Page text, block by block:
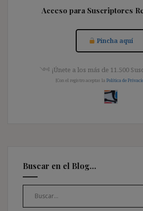
Acceso para Suscriptores
Pincha aquí
༺ ¡Únete a los más de 11.500
[Con el registro aceptas la Política de
Buscar en el Blog…